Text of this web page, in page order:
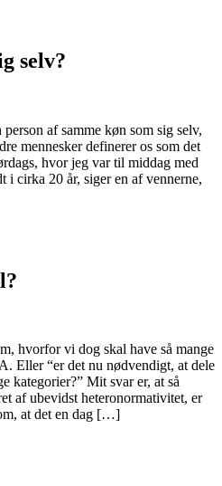
selv?
af samme køn som sig selv,
mennesker definerer os som det
hvor jeg var til middag med
i cirka 20 år, siger en af vennerne,
hvorfor vi dog skal have så mange
Eller “er det nu nødvendigt, at dele
kategorier?” Mit svar er, at så
af ubevidst heteronormativitet, er
at det en dag […]